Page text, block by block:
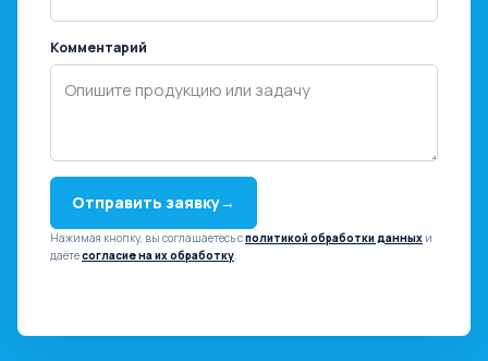
Комментарий
Отправить заявку→
Нажимая кнопку, вы соглашаетесь сполитикой обработки данных и
даётесогласие на их обработку.